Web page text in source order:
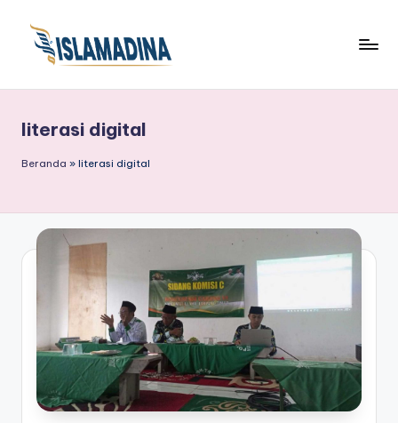
literasi digital
Beranda » literasi digital